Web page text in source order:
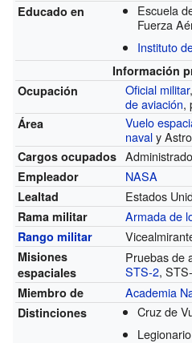
Educado en
Escuela
Fuerza
Instituto
Información
Ocupación
Oficial militar
de aviación,
Área Vuelo
navaly
Cargos ocupados
Empleador NASA
Lealtad Estados
Rama militar Armada de
Rango militar
Misiones
espaciales
Pruebas de
STS-2,
Miembro de Academia
Distinciones
Cruz de